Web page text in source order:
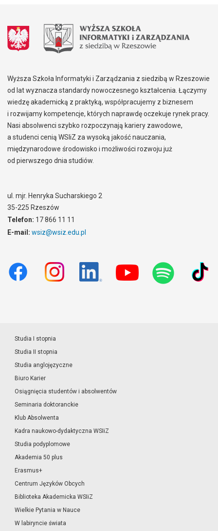
Wyższa Szkoła Informatyki i Zarządzania z siedzibą w Rzeszowie
od lat wyznacza standardy nowoczesnego kształcenia. Łączymy
wiedzę akademicką z praktyką, współpracujemy z biznesem
i rozwijamy kompetencje, których naprawdę oczekuje rynek pracy.
Nasi absolwenci szybko rozpoczynają kariery zawodowe,
a studenci cenią WSIiZ za wysoką jakość nauczania,
międzynarodowe środowisko i możliwości rozwoju już
od pierwszego dnia studiów.
ul. mjr. Henryka Sucharskiego 2
35-225 Rzeszów
Telefon: 17 866 11 11
E-mail: wsiz@wsiz.edu.pl
Studia I stopnia
Studia II stopnia
Studia anglojęzyczne
Biuro Karier
Osiągnięcia studentów i absolwentów
Seminaria doktoranckie
Klub Absolwenta
Kadra naukowo-dydaktyczna WSIiZ
Studia podyplomowe
Akademia 50 plus
Erasmus+
Centrum Języków Obcych
Biblioteka Akademicka WSIiZ
Wielkie Pytania w Nauce
W labiryncie świata